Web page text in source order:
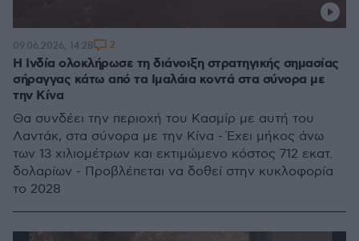
Η Ινδία ολοκλήρωσε τη διάνοιξη στρατηγικής σημασίας
σήραγγας κάτω από τα Ιμαλάια κοντά στα σύνορα με
την Κίνα
Θα συνδέει την περιοχή του Κασμίρ με αυτή του
Λαντάκ, στα σύνορα με την Κίνα - Έχει μήκος άνω
των 13 χιλιομέτρων και εκτιμώμενο κόστος 712 εκατ.
δολαρίων - Προβλέπεται να δοθεί στην κυκλοφορία
το 2028
09.06.2026, 14:28 2